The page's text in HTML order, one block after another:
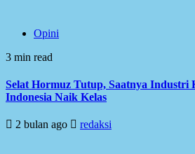
Opini
3 min read
Selat Hormuz Tutup, Saatnya Industri
Indonesia Naik Kelas
2 bulan ago redaksi